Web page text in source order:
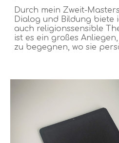
Durch mein Zweit-
Dialog und Bildung biete
auch religionssensible
ist es ein großes
zu begegnen, wo sie